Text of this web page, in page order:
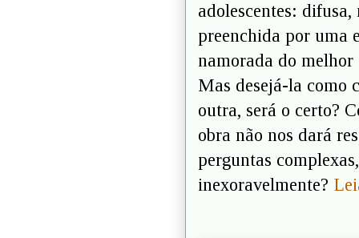
adolescentes:
preenchida por uma
namorada do melhor
Mas desejá-la como
outra, será o certo?
obra não nos dará
perguntas
inexoravelmente?